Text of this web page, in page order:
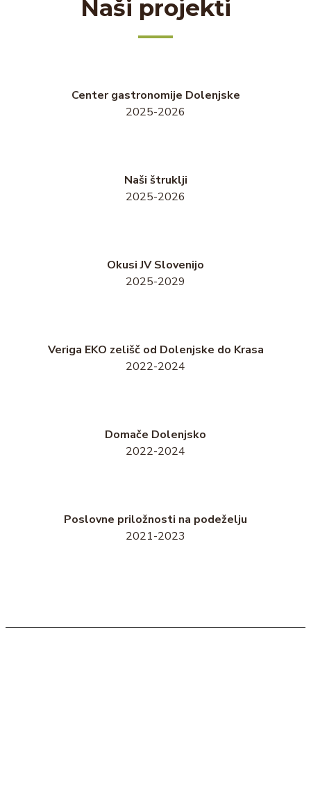
Naši projekti
Center gastronomije Dolenjske
2025-2026
Naši štruklji
2025-2026
Okusi JV Slovenijo
2025-2029
Veriga EKO zelišč od Dolenjske do Krasa
2022-2024
Domače Dolenjsko
2022-2024
Poslovne priložnosti na podeželju
2021-2023